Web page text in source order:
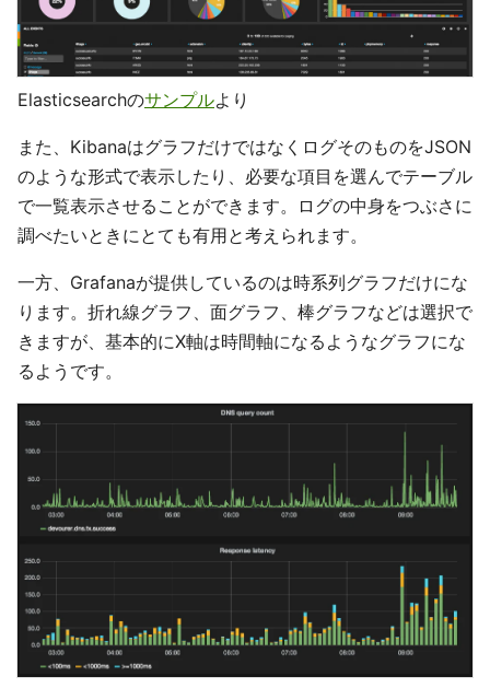
Elasticsearchのサンプルより
また、KibanaはグラフだけではなくログそのものをJSON
のような形式で表示したり、必要な項目を選んでテーブル
で一覧表示させることができます。ログの中身をつぶさに
調べたいときにとても有用と考えられます。
一方、Grafanaが提供しているのは時系列グラフだけにな
ります。折れ線グラフ、面グラフ、棒グラフなどは選択で
きますが、基本的にX軸は時間軸になるようなグラフにな
るようです。